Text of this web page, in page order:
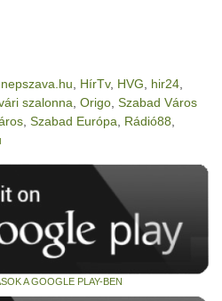
nepszava.hu HírTv, HVG hir24
szalonna Origo Szabad Város
Szabad Európa Rádió88
A GOOGLE PLAY-BEN